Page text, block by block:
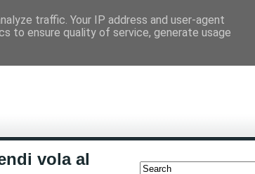
vola al
traffic. Your IP address and user-agent
to ensure quality of service, generate usage